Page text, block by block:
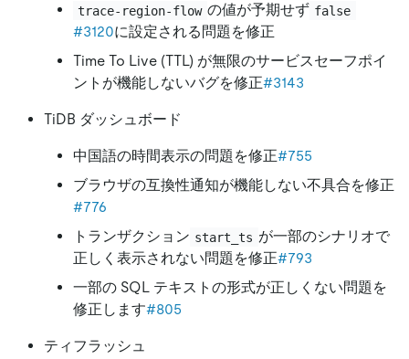
trace-region-flow の値が予期せず false
#3120に設定される問題を修正
Time To Live (TTL) が無限のサービスセーフポイ
ントが機能しないバグを修正#3143
TiDB ダッシュボード
中国語の時間表示の問題を修正#755
ブラウザの互換性通知が機能しない不具合を修正
#776
トランザクション start_ts が一部のシナリオで
正しく表示されない問題を修正#793
一部の SQL テキストの形式が正しくない問題を
修正します#805
ティフラッシュ